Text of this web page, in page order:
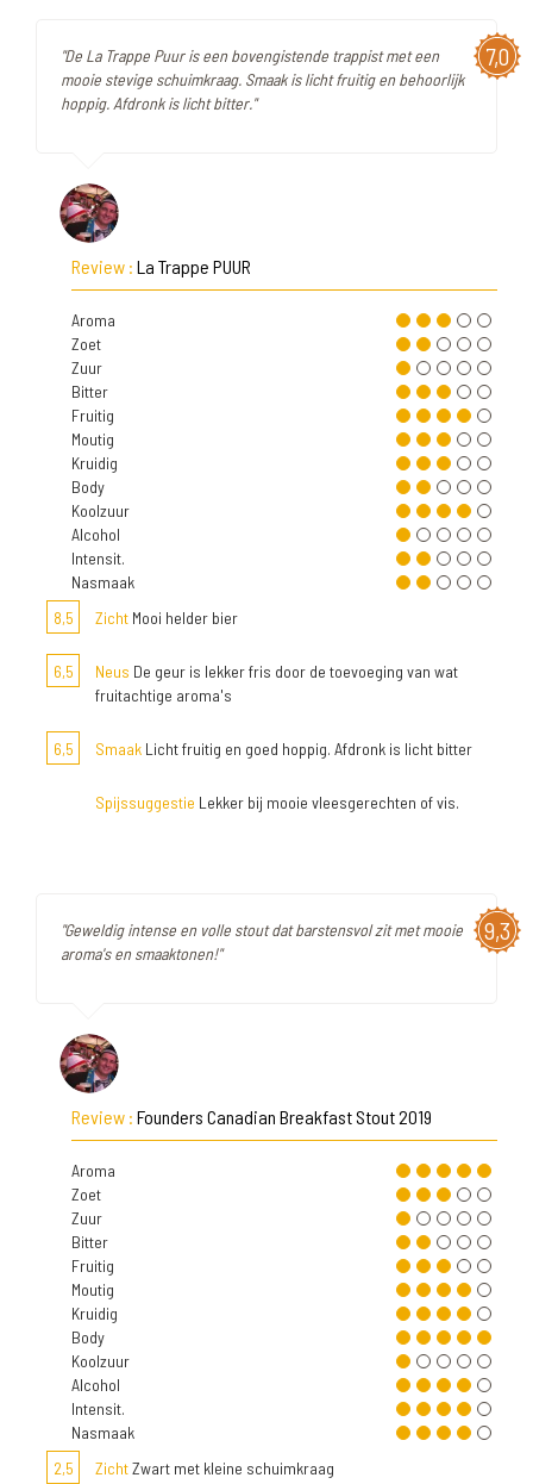
7,0
"De La Trappe Puur is een bovengistende trappist met een
mooie stevige schuimkraag. Smaak is licht fruitig en behoorlijk
hoppig. Afdronk is licht bitter."
Review : La Trappe PUUR
Aroma
Zoet
Zuur
Bitter
Fruitig
Moutig
Kruidig
Body
Koolzuur
Alcohol
Intensit.
Nasmaak
8,5
Zicht Mooi helder bier
6,5 Neus De geur is lekker fris door de toevoeging van wat
fruitachtige aroma's
6,5 Smaak Licht fruitig en goed hoppig. Afdronk is licht bitter
Spijssuggestie Lekker bij mooie vleesgerechten of vis.
9,3
"Geweldig intense en volle stout dat barstensvol zit met mooie
aroma's en smaaktonen!"
Review : Founders Canadian Breakfast Stout 2019
Aroma
Zoet
Zuur
Bitter
Fruitig
Moutig
Kruidig
Body
Koolzuur
Alcohol
Intensit.
Nasmaak
2,5
ZichtZwart met kleine schuimkraag